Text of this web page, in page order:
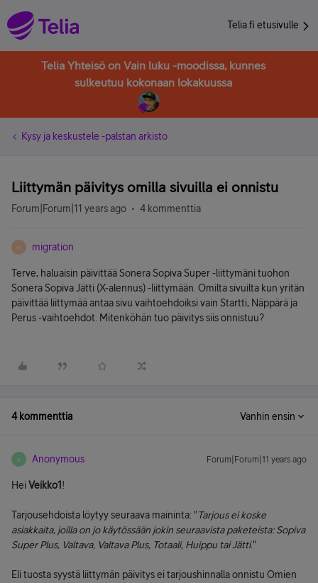
Telia.fi etusivulle
Telia Yhteisö on Vain luku -moodissa, kunnes
sulkeutuu kokonaan lokakuussa
Kysy ja keskustele -palstan arkisto
Liittymän päivitys omilla sivuilla ei onnistu
Forum|Forum|11 years ago 4 kommenttia
M migration
Terve, haluaisin päivittää Sonera Sopiva Super -liittymäni tuohon
Sonera Sopiva Jätti (X-alennus) -liittymään. Omilta sivuilta kun yritän
päivittää liittymää antaa sivu vaihtoehdoiksi vain Startti, Näppärä ja
Perus -vaihtoehdot. Mitenköhän tuo päivitys siis onnistuu?
4 kommenttia Vanhin ensin
A Anonymous Forum|Forum|11 years ago
HeiVeikko1 !
Tarjousehdoista löytyy seuraava maininta: "Tarjous ei koske
asiakkaita, joilla on jo käytössään jokin seuraavista paketeista: Sopiva
Super Plus, Valtava, Valtava Plus, Totaali, Huippu tai Jätti."
Eli tuosta syystä liittymän päivitys ei tarjoushinnalla onnistu Omien